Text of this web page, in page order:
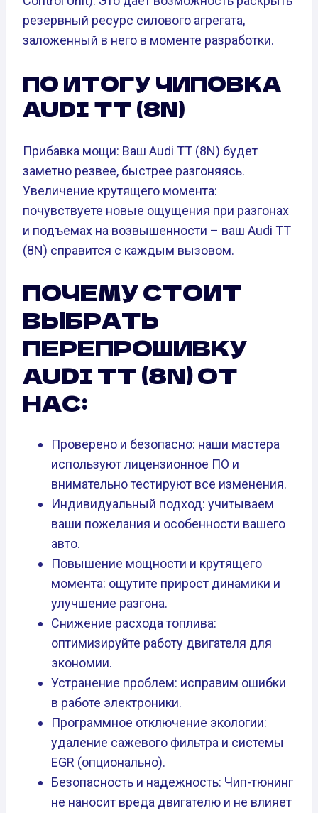
резервный ресурс силового агрегата,
заложенный в него в моменте разработки.
ПО ИТОГУ ЧИПОВКА
AUDI TT (8N)
Прибавка мощи: Ваш Audi TT (8N) будет
заметно резвее, быстрее разгоняясь.
Увеличение крутящего момента:
почувствуете новые ощущения при разгонах
и подъемах на возвышенности – ваш Audi TT
(8N) справится с каждым вызовом.
ПОЧЕМУ СТОИТ
ВЫБРАТЬ
ПЕРЕПРОШИВКУ
AUDI TT (8N) ОТ
НАС:
Проверено и безопасно: наши мастера
используют лицензионное ПО и
внимательно тестируют все изменения.
Индивидуальный подход: учитываем
ваши пожелания и особенности вашего
авто.
Повышение мощности и крутящего
момента: ощутите прирост динамики и
улучшение разгона.
Снижение расхода топлива:
оптимизируйте работу двигателя для
экономии.
Устранение проблем: исправим ошибки
в работе электроники.
Программное отключение экологии:
удаление сажевого фильтра и системы
EGR (опционально).
Безопасность и надежность: Чип-тюнинг
не наносит вреда двигателю и не влияет